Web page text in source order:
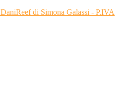
DaniReef di Simona Galassi - P.IVA